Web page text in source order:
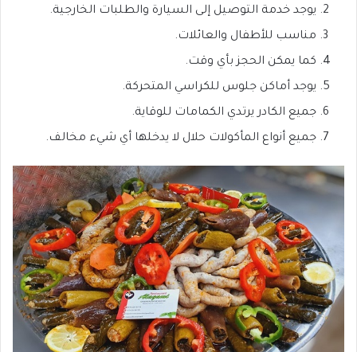
يوجد خدمة التوصيل إلى السيارة والطلبات الخارجية.
مناسب للأطفال والعائلات.
كما يمكن الحجز بأي وقت.
يوجد أماكن جلوس للكراسي المتحركة.
جميع الكادر يرتدي الكمامات للوقاية.
جميع أنواع المأكولات حلال لا يدخلها أي شيء مخالف.